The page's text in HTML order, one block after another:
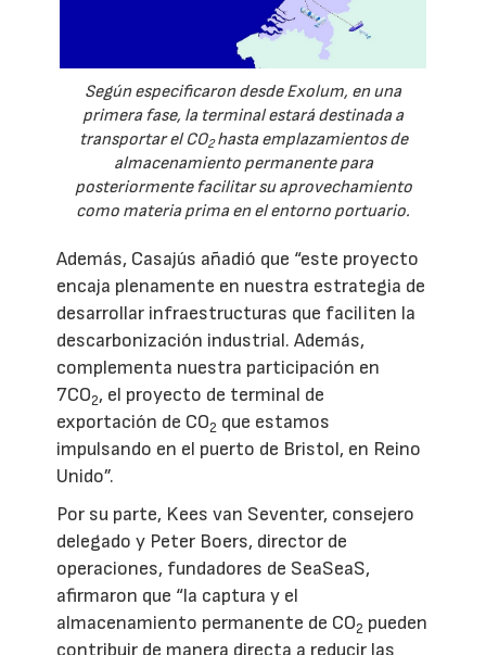
Según especificaron desde Exolum, en una
primera fase, la terminal estará destinada a
transportar el CO2hasta emplazamientos de
almacenamiento permanente para
posteriormente facilitar su aprovechamiento
como materia prima en el entorno portuario.
Además, Casajús añadió que “este proyecto
encaja plenamente en nuestra estrategia de
desarrollar infraestructuras que faciliten la
descarbonización industrial. Además,
complementa nuestra participación en
7CO2, el proyecto de terminal de
exportación de CO2 que estamos
impulsando en el puerto de Bristol, en Reino
Unido”.
Por su parte, Kees van Seventer, consejero
delegado y Peter Boers, director de
operaciones, fundadores de SeaSeaS,
afirmaron que “la captura y el
almacenamiento permanente de CO2 pueden